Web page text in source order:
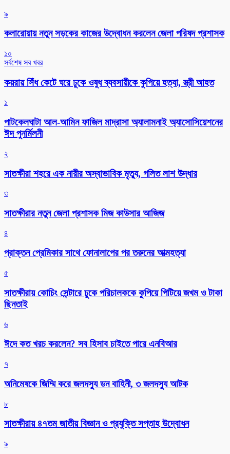
৯
কলারোয়ায় নতুন সড়কের কাজের উদ্বোধন করলেন জেলা পরিষদ প্রশাসক
১০
সর্বশেষ সব খবর
কয়রায় সিঁধ কেটে ঘরে ঢুকে ওষুধ ব্যবসায়ীকে কুপিয়ে হত্যা, স্ত্রী আহত
১
পাটকেলঘাটা আল-আমিন ফাজিল মাদ্রাসা অ্যালামনাই অ্যাসোসিয়েশনের
ঈদ পুনর্মিলনী
২
সাতক্ষীরা শহরে এক নারীর অস্বাভাবিক মৃত্যু, গলিত লাশ উদ্ধার
৩
সাতক্ষীরার নতুন জেলা প্রশাসক মিজ কাউসার আজিজ
৪
প্রাক্তন প্রেমিকার সাথে ফোনালাপের পর তরুনের আত্মহত্যা
৫
সাতক্ষীরায় কোচিং সেন্টারে ঢুকে পরিচালককে কুপিয়ে পিটিয়ে জখম ও টাকা
ছিনতাই
৬
ঈদে কত খরচ করলেন? সব হিসাব চাইতে পারে এনবিআর
৭
অনিমেষকে জিম্মি করে জলদস্যু ডন বাহিনী, ৩ জলদস্যু আটক
৮
সাতক্ষীরায় ৪৭তম জাতীয় বিজ্ঞান ও প্রযুক্তি সপ্তাহ উদ্বোধন
৯